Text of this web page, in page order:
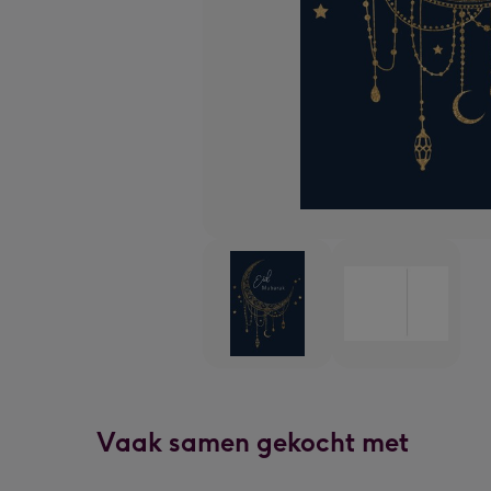
Vaak samen gekocht met